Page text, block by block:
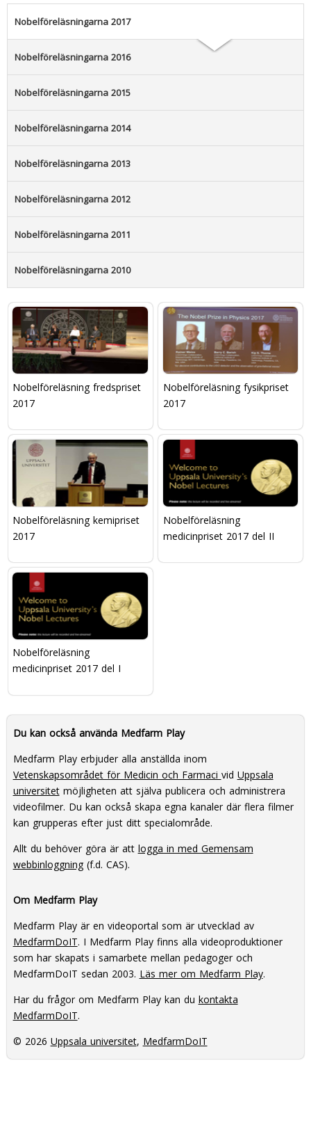
Nobelföreläsningarna 2017
Nobelföreläsningarna 2016
Nobelföreläsningarna 2015
Nobelföreläsningarna 2014
Nobelföreläsningarna 2013
Nobelföreläsningarna 2012
Nobelföreläsningarna 2011
Nobelföreläsningarna 2010
Nobelföreläsning fredspriset
2017
Nobelföreläsning fysikpriset
2017
Nobelföreläsning kemipriset
2017
Nobelföreläsning
medicinpriset 2017 del II
Nobelföreläsning
medicinpriset 2017 del I
Du kan också använda Medfarm Play
Medfarm Play erbjuder alla anställda inom
Vetenskapsområdet för Medicin och Farmaci vid Uppsala
universitetmöjligheten att själva publicera och administrera
videofilmer. Du kan också skapa egna kanaler där flera filmer
kan grupperas efter just ditt specialområde.
Allt du behöver göra är att logga in med Gemensam
webbinloggning(f.d. CAS).
Om Medfarm Play
Medfarm Play är en videoportal som är utvecklad av
MedfarmDoIT. I Medfarm Play finns alla videoproduktioner
som har skapats i samarbete mellan pedagoger och
MedfarmDoIT sedan 2003. Läs mer om Medfarm Play.
Har du frågor om Medfarm Play kan du kontakta
MedfarmDoIT.
© 2026 Uppsala universitet, MedfarmDoIT